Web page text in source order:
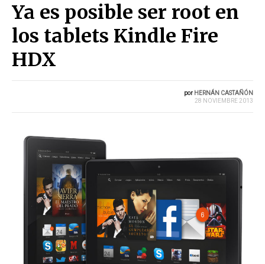
Ya es posible ser root en
los tablets Kindle Fire
HDX
por HERNÁN CASTAÑÓN
28 NOVIEMBRE 2013